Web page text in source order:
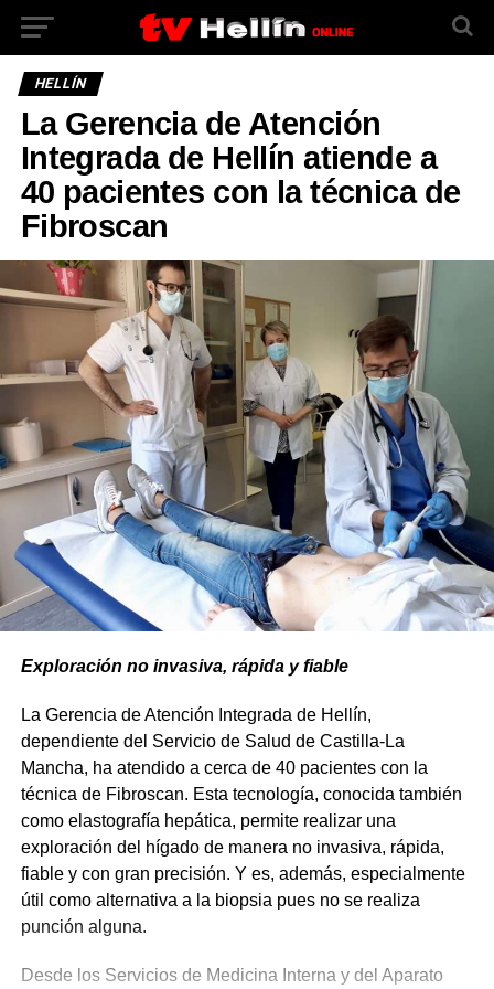
HELLÍN
La Gerencia de Atención
Integrada de Hellín atiende a
40 pacientes con la técnica de
Fibroscan
Exploración no invasiva, rápida y fiable
La Gerencia de Atención Integrada de Hellín,
dependiente del Servicio de Salud de Castilla-La
Mancha, ha atendido a cerca de 40 pacientes con la
técnica de Fibroscan. Esta tecnología, conocida también
como elastografía hepática, permite realizar una
exploración del hígado de manera no invasiva, rápida,
fiable y con gran precisión. Y es, además, especialmente
útil como alternativa a la biopsia pues no se realiza
punción alguna.
Desde los Servicios de Medicina Interna y del Aparato